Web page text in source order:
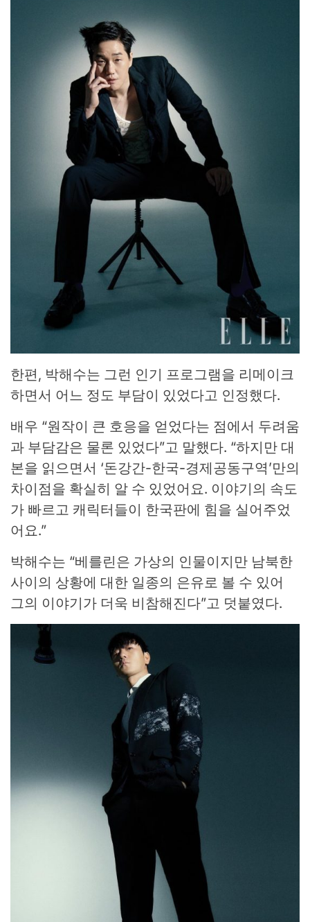
한편, 박해수는 그런 인기 프로그램을 리메이크
하면서 어느 정도 부담이 있었다고 인정했다.
배우 “원작이 큰 호응을 얻었다는 점에서 두려움
과 부담감은 물론 있었다”고 말했다. “하지만 대
본을 읽으면서 ‘돈강간-한국-경제공동구역’만의
차이점을 확실히 알 수 있었어요. 이야기의 속도
가 빠르고 캐릭터들이 한국판에 힘을 실어주었
어요.”
박해수는 “베를린은 가상의 인물이지만 남북한
사이의 상황에 대한 일종의 은유로 볼 수 있어
그의 이야기가 더욱 비참해진다”고 덧붙였다.